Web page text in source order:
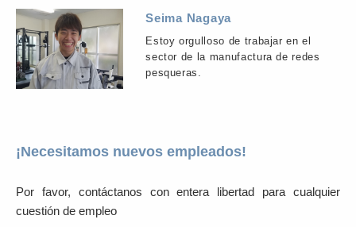
Seima Nagaya
Estoy orgulloso de trabajar en el
sector de la manufactura de redes
pesqueras.
¡Necesitamos nuevos empleados!
Por favor, contáctanos con entera libertad para cualquier
cuestión de empleo